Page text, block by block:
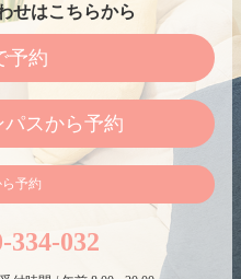
せはこちらから
予約
パスから予約
ら予約
334-032